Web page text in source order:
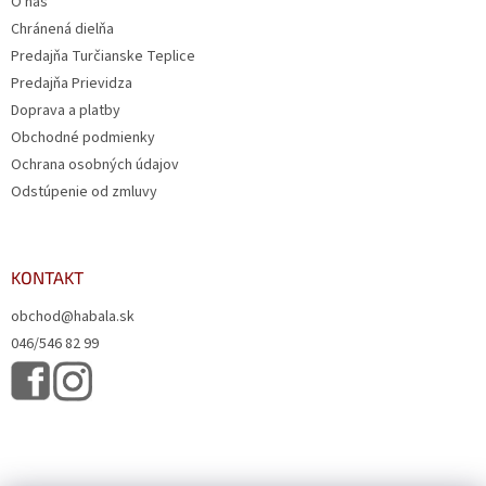
Chránená dielňa
Predajňa Turčianske Teplice
Predajňa Prievidza
Doprava a platby
Obchodné podmienky
Ochrana osobných údajov
Odstúpenie od zmluvy
KONTAKT
obchod@habala.sk
046/546 82 99